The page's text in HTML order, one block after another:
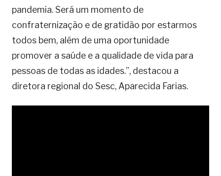
pandemia. Será um momento de
confraternização e de gratidão por estarmos
todos bem, além de uma oportunidade
promover a saúde e a qualidade de vida para
pessoas de todas as idades.”, destacou a
diretora regional do Sesc, Aparecida Farias.